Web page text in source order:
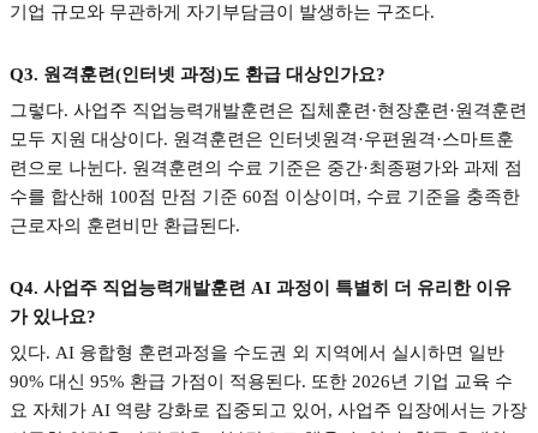
기업 규모와 무관하게 자기부담금이 발생하는 구조다.
Q3. 원격훈련(인터넷 과정)도 환급 대상인가요?
그렇다. 사업주 직업능력개발훈련은 집체훈련·현장훈련·원격훈련
모두 지원 대상이다. 원격훈련은 인터넷원격·우편원격·스마트훈
련으로 나뉜다. 원격훈련의 수료 기준은 중간·최종평가와 과제 점
수를 합산해 100점 만점 기준 60점 이상이며, 수료 기준을 충족한
근로자의 훈련비만 환급된다.
Q4. 사업주 직업능력개발훈련 AI 과정이 특별히 더 유리한 이유
가 있나요?
있다. AI 융합형 훈련과정을 수도권 외 지역에서 실시하면 일반
90% 대신 95% 환급 가점이 적용된다. 또한 2026년 기업 교육 수
요 자체가 AI 역량 강화로 집중되고 있어, 사업주 입장에서는 가장